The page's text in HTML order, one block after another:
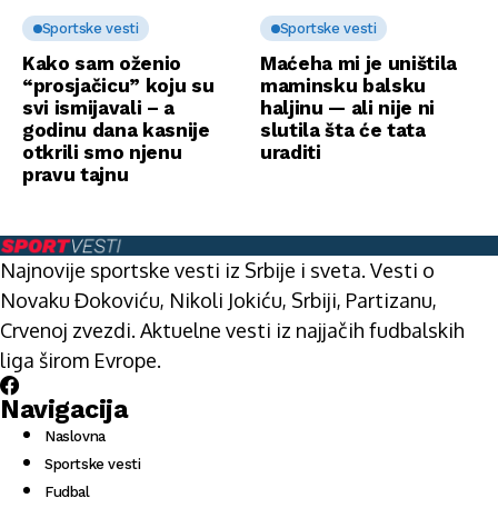
Sportske vesti
Kako sam oženio
“prosjačicu” koju su
svi ismijavali – a
godinu dana kasnije
otkrili smo njenu
pravu tajnu
Sportske vesti
Maćeha mi je uništila
maminsku balsku
haljinu — ali nije ni
slutila šta će tata
uraditi
Najnovije sportske vesti iz Srbije i sveta. Vesti o
Novaku Đokoviću, Nikoli Jokiću, Srbiji, Partizanu,
Crvenoj zvezdi. Aktuelne vesti iz najjačih fudbalskih
liga širom Evrope.
Navigacija
Naslovna
Sportske vesti
Fudbal